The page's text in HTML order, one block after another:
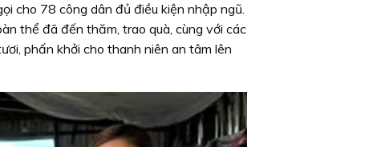
cho 78 công dân đủ điều kiện nhập ngũ.
thể đã đến thăm, trao quà, cùng với các
phấn khởi cho thanh niên an tâm lên